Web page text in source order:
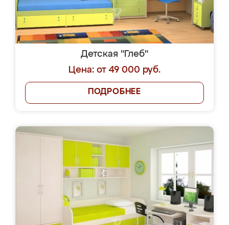
Детская "Глеб"
Цена: от 49 000 руб.
ПОДРОБНЕЕ